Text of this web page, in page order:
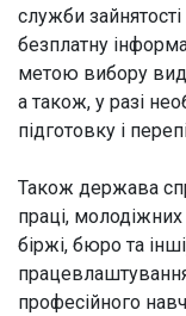
служби
безплатну
метою вибору
а також, у разі
підготовку і
Також держава
праці, молодіжних
біржі, бюро та
професійного